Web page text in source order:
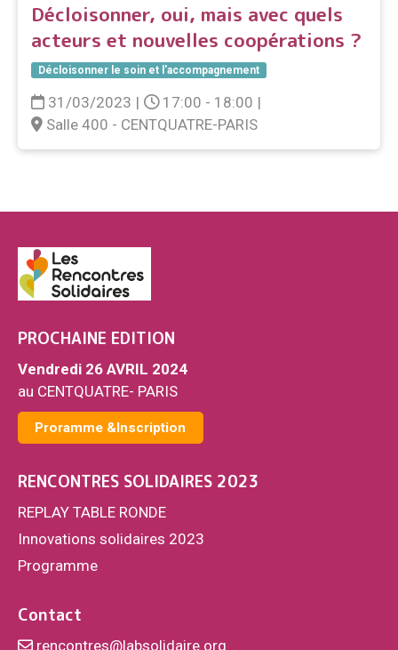
Décloisonner, oui, mais avec quels
acteurs et nouvelles coopérations ?
Décloisonner le soin et l'accompagnement
31/03/2023 | 17:00 - 18:00 |
Salle 400 - CENTQUATRE-PARIS
PROCHAINE EDITION
Vendredi 26 AVRIL 2024
au CENTQUATRE- PARIS
Proramme &Inscription
RENCONTRES SOLIDAIRES 2023
REPLAY TABLE RONDE
Innovations solidaires 2023
Programme
Contact
rencontres@labsolidaire.org